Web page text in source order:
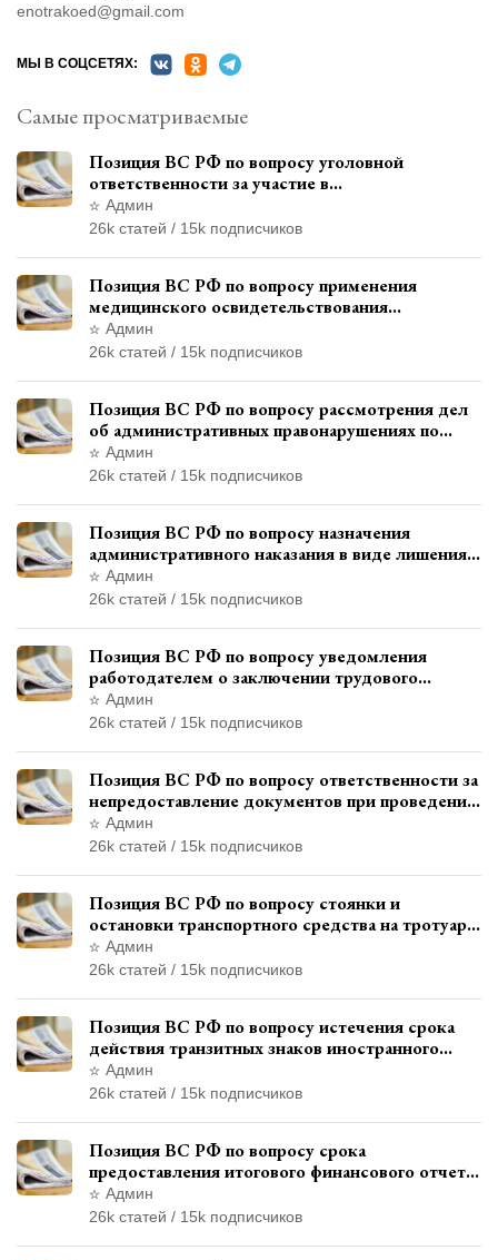
enotrakoed@gmail.com
МЫ В СОЦСЕТЯХ:
Самые просматриваемые
Позиция ВС РФ по вопросу уголовной
ответственности за участие в
террористической организации до
официального признания
Админ
26k статей / 15k подписчиков
Позиция ВС РФ по вопросу применения
медицинского освидетельствования
военнослужащих при увольнении с военной
службы
Админ
26k статей / 15k подписчиков
Позиция ВС РФ по вопросу рассмотрения дел
об административных правонарушениях по
месту жительства и сроков давности
привлечения к ответственности
Админ
26k статей / 15k подписчиков
Позиция ВС РФ по вопросу назначения
административного наказания в виде лишения
права управления транспортными средствами
Админ
26k статей / 15k подписчиков
Позиция ВС РФ по вопросу уведомления
работодателем о заключении трудового
договора с бывшим государственным
служащим
Админ
26k статей / 15k подписчиков
Позиция ВС РФ по вопросу ответственности за
непредоставление документов при проведении
контроля и надзора
Админ
26k статей / 15k подписчиков
Позиция ВС РФ по вопросу стоянки и
остановки транспортного средства на тротуаре
и квалификации административного
правонарушения
Админ
26k статей / 15k подписчиков
Позиция ВС РФ по вопросу истечения срока
действия транзитных знаков иностранного
государства и отсутствия состава
административного правонарушения
Админ
26k статей / 15k подписчиков
Позиция ВС РФ по вопросу срока
предоставления итогового финансового отчета
кандидатом в соответствии с
законодательством о выборах
Админ
26k статей / 15k подписчиков